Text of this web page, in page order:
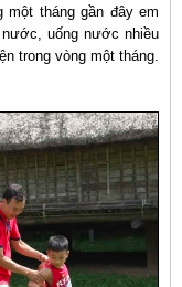
một tháng gần đây em
uống nước nhiều
trong vòng một tháng.